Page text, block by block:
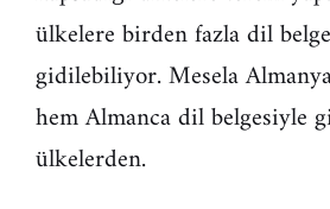
ülkelere birden fazla dil
gidilebiliyor. Mesela
hem Almanca dil belgesiyle
ülkelerden.